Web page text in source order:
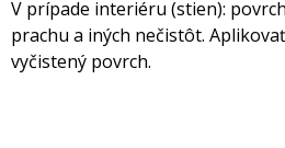
V prípade interiéru (stien):
prachu a iných nečistôt.
vyčistený povrch.